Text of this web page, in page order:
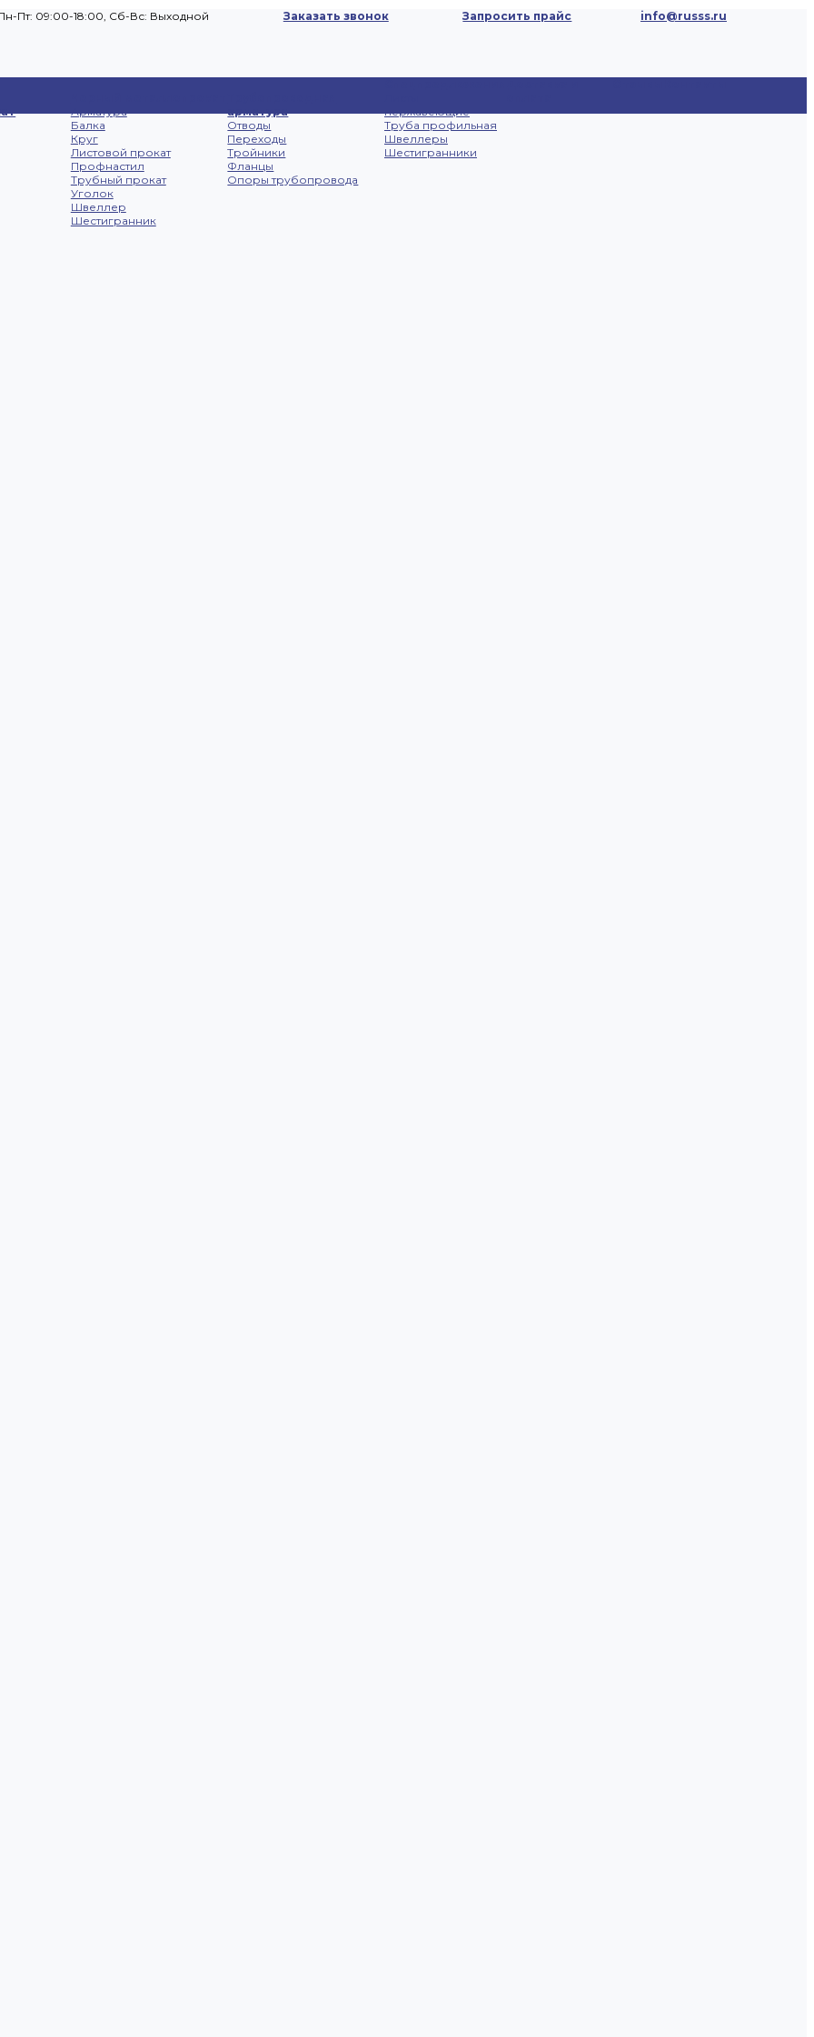
Пт: 09:00-18:00, Cб-Вс: Выходной Заказать звонок Запросить прайс info@russs.ru
Арматура
Балка
Круг
Листовой прокат
Профнастил
Трубный прокат
Уголок
Швеллер
Шестигранник
арматура
Отводы
Переходы
Тройники
Фланцы
Опоры трубопровода
нержавеющие
Труба профильная
Швеллеры
Шестигранники